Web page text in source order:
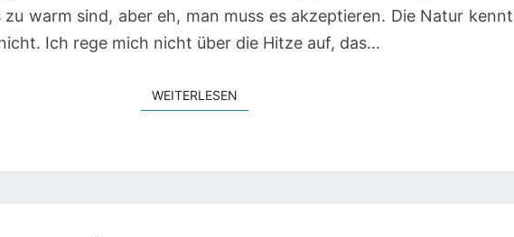
warm sind, aber eh, man muss es akzeptieren. Die Natur kennt
Ich rege mich nicht über die Hitze auf, das…
WEITERLESEN